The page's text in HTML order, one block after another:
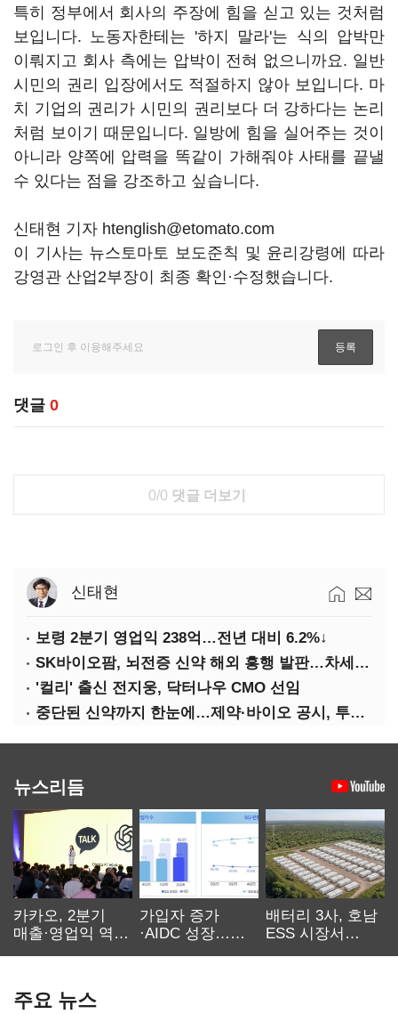
특히 정부에서 회사의 주장에 힘을 싣고 있는 것처럼
보입니다. 노동자한테는 '하지 말라'는 식의 압박만
이뤄지고 회사 측에는 압박이 전혀 없으니까요. 일반
시민의 권리 입장에서도 적절하지 않아 보입니다. 마
치 기업의 권리가 시민의 권리보다 더 강하다는 논리
처럼 보이기 때문입니다. 일방에 힘을 실어주는 것이
아니라 양쪽에 압력을 똑같이 가해줘야 사태를 끝낼
수 있다는 점을 강조하고 싶습니다.
신태현 기자 htenglish@etomato.com
이 기사는 뉴스토마토 보도준칙 및 윤리강령에 따라
강영관 산업2부장이 최종 확인·수정했습니다.
댓글 0
0/0 댓글 더보기
신태현
보령 2분기 영업익 238억…전년 대비 6.2%↓
SK바이오팜, 뇌전증 신약 해외 흥행 발판…차세대 신약 개발 속도
'컬리' 출신 전지웅, 닥터나우 CMO 선임
중단된 신약까지 한눈에…제약·바이오 공시, 투명해진다
뉴스리듬
카카오, 2분기
매출·영업익 역대
가입자 증가
·AIDC 성장…
배터리 3사, 호남
ESS 시장서
주요 뉴스